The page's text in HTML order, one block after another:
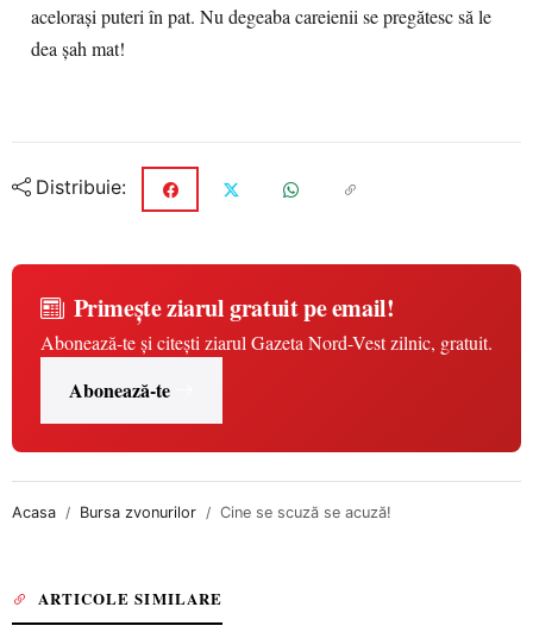
aceloraşi puteri în pat. Nu degeaba careienii se pregătesc să le
dea şah mat!
Distribuie:
Primește ziarul gratuit pe email!
Abonează-te și citești ziarul Gazeta Nord-Vest zilnic, gratuit.
Abonează-te
Acasa Bursa zvonurilor Cine se scuză se acuză!
ARTICOLE SIMILARE